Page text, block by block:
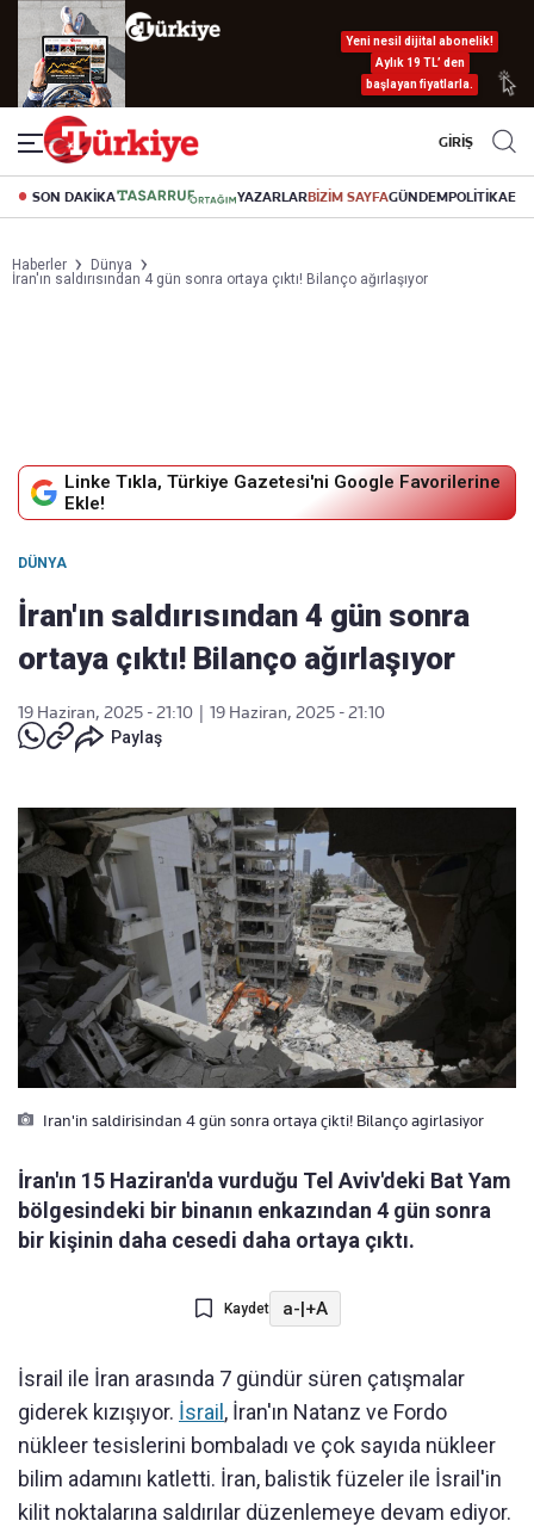
Yeni nesil dijital abonelik!
Aylık 19 TL’ den
başlayan fiyatlarla.
GİRİŞ
SON DAKİKA YAZARLARBİZİM SAYFAGÜNDEMPOLİTİKA
Haberler
Dünya
İran'ın saldırısından 4 gün sonra ortaya çıktı! Bilanço ağırlaşıyor
Linke Tıkla, Türkiye Gazetesi'ni Google Favorilerine
Ekle!
DÜNYA
İran'ın saldırısından 4 gün sonra
ortaya çıktı! Bilanço ağırlaşıyor
19 Haziran, 2025 - 21:10
19 Haziran, 2025 - 21:10
Paylaş
Iran'in saldirisindan 4 gün sonra ortaya çikti! Bilanço agirlasiyor
İran'ın 15 Haziran'da vurduğu Tel Aviv'deki Bat Yam
bölgesindeki bir binanın enkazından 4 gün sonra
bir kişinin daha cesedi daha ortaya çıktı.
Kaydet a-|+A
İsrail ile İran arasında 7 gündür süren çatışmalar
giderek kızışıyor. İsrail , İran'ın Natanz ve Fordo
nükleer tesislerini bombaladı ve çok sayıda nükleer
bilim adamını katletti. İran, balistik füzeler ile İsrail'in
kilit noktalarına saldırılar düzenlemeye devam ediyor.